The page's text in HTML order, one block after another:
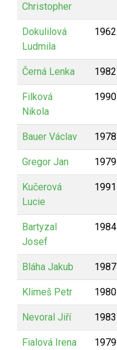
Christopher
Dokulilová
Ludmila
1962
Černá Lenka 1982
Filková
Nikola
1990
Bauer Václav 1978
Gregor Jan 1979
Kučerová
Lucie
1991
Bartyzal
Josef
1984
Bláha Jakub 1987
Klimeš Petr 1980
Nevoral Jiří 1983
Fialová Irena 1979